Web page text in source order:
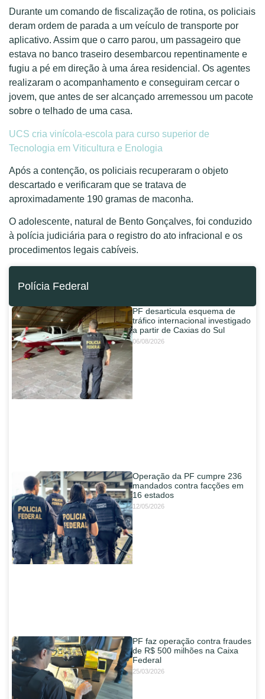
Durante um comando de fiscalização de rotina, os policiais
deram ordem de parada a um veículo de transporte por
aplicativo. Assim que o carro parou, um passageiro que
estava no banco traseiro desembarcou repentinamente e
fugiu a pé em direção à uma área residencial. Os agentes
realizaram o acompanhamento e conseguiram cercar o
jovem, que antes de ser alcançado arremessou um pacote
sobre o telhado de uma casa.
UCS cria vinícola-escola para curso superior de
Tecnologia em Viticultura e Enologia
Após a contenção, os policiais recuperaram o objeto
descartado e verificaram que se tratava de
aproximadamente 190 gramas de maconha.
O adolescente, natural de Bento Gonçalves, foi conduzido
à polícia judiciária para o registro do ato infracional e os
procedimentos legais cabíveis.
Polícia Federal
PF desarticula esquema de
tráfico internacional investigado
a partir de Caxias do Sul
06/08/2026
Operação da PF cumpre 236
mandados contra facções em
16 estados
12/05/2026
PF faz operação contra fraudes
de R$ 500 milhões na Caixa
Federal
25/03/2026